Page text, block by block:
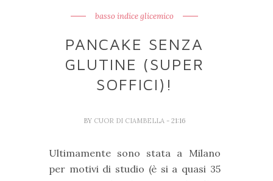
basso indice glicemico
PANCAKE SENZA
GLUTINE (SUPER
SOFFICI)!
BY CUOR DI CIAMBELLA - 21:16
Ultimamente sono stata a Milano
per motivi di studio (è si a quasi 35